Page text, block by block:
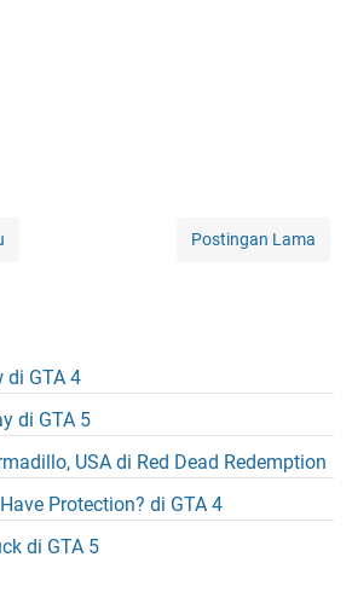
Postingan Lama
di GTA 4
di GTA 5
USA di Red Dead Redemption
Protection? di GTA 4
di GTA 5